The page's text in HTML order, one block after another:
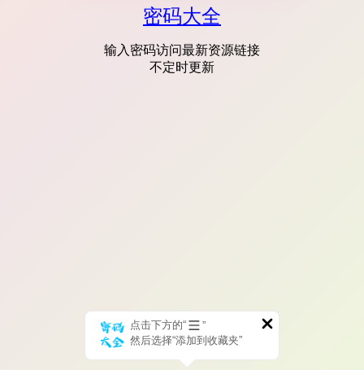
密码大全
输入密码访问最新资源链接
不定时更新
点击下方的“
”
然后选择“添加到收藏夹”